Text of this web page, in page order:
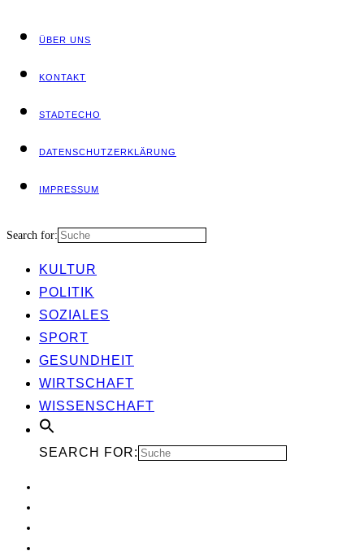
ÜBER UNS
KON­TAKT
STADT­ECHO
DATEN­SCHUTZ­ER­KLÄ­RUNG
IMPRES­SUM
Search for:
KUL­TUR
POLI­TIK
SOZIA­LES
SPORT
GESUND­HEIT
WIRT­SCHAFT
WIS­SEN­SCHAFT
SEARCH FOR: